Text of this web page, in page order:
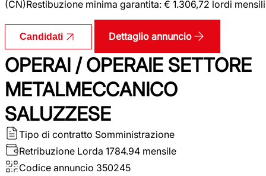
(CN)Restibuzione minima garantita: € 1.306,72 lordi mensili
Candidati Dettaglio annuncio
OPERAI / OPERAIE SETTORE
METALMECCANICO
SALUZZESE
Tipo di contratto Somministrazione
Retribuzione Lorda 1784.94 mensile
Codice annuncio 350245